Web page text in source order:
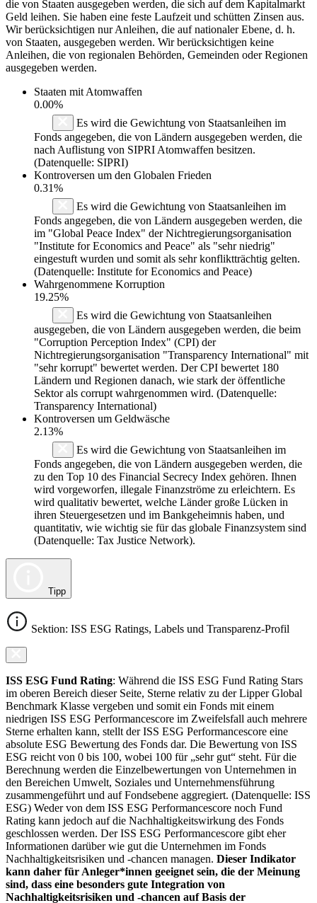
die von Staaten ausgegeben werden, die sich auf dem Kapitalmarkt
Geld leihen. Sie haben eine feste Laufzeit und schütten Zinsen aus.
Wir berücksichtigen nur Anleihen, die auf nationaler Ebene, d. h.
von Staaten, ausgegeben werden. Wir berücksichtigen keine
Anleihen, die von regionalen Behörden, Gemeinden oder Regionen
ausgegeben werden.
Staaten mit Atomwaffen
0.00%
Es wird die Gewichtung von Staatsanleihen im
Fonds angegeben, die von Ländern ausgegeben werden, die
nach Auflistung von SIPRI Atomwaffen besitzen.
(Datenquelle: SIPRI)
Kontroversen um den Globalen Frieden
0.31%
Es wird die Gewichtung von Staatsanleihen im
Fonds angegeben, die von Ländern ausgegeben werden, die
im "Global Peace Index" der Nichtregierungsorganisation
"Institute for Economics and Peace" als "sehr niedrig"
eingestuft wurden und somit als sehr konfliktträchtig gelten.
(Datenquelle: Institute for Economics and Peace)
Wahrgenommene Korruption
19.25%
Es wird die Gewichtung von Staatsanleihen
ausgegeben, die von Ländern ausgegeben werden, die beim
"Corruption Perception Index" (CPI) der
Nichtregierungsorganisation "Transparency International" mit
"sehr korrupt" bewertet werden. Der CPI bewertet 180
Ländern und Regionen danach, wie stark der öffentliche
Sektor als corrupt wahrgenommen wird. (Datenquelle:
Transparency International)
Kontroversen um Geldwäsche
2.13%
Es wird die Gewichtung von Staatsanleihen im
Fonds angegeben, die von Ländern ausgegeben werden, die
zu den Top 10 des Financial Secrecy Index gehören. Ihnen
wird vorgeworfen, illegale Finanzströme zu erleichtern. Es
wird qualitativ bewertet, welche Länder große Lücken in
ihren Steuergesetzen und im Bankgeheimnis haben, und
quantitativ, wie wichtig sie für das globale Finanzsystem sind
(Datenquelle: Tax Justice Network).
Tipp
Sektion: ISS ESG Ratings, Labels und Transparenz-Profil
ISS ESG Fund Rating: Während die ISS ESG Fund Rating Stars
im oberen Bereich dieser Seite, Sterne relativ zu der Lipper Global
Benchmark Klasse vergeben und somit ein Fonds mit einem
niedrigen ISS ESG Performancescore im Zweifelsfall auch mehrere
Sterne erhalten kann, stellt der ISS ESG Performancescore eine
absolute ESG Bewertung des Fonds dar. Die Bewertung von ISS
ESG reicht von 0 bis 100, wobei 100 für „sehr gut“ steht. Für die
Berechnung werden die Einzelbewertungen von Unternehmen in
den Bereichen Umwelt, Soziales und Unternehmensführung
zusammengeführt und auf Fondsebene aggregiert. (Datenquelle: ISS
ESG) Weder von dem ISS ESG Performancescore noch Fund
Rating kann jedoch auf die Nachhaltigkeitswirkung des Fonds
geschlossen werden. Der ISS ESG Performancescore gibt eher
Informationen darüber wie gut die Unternehmen im Fonds
Nachhaltigkeitsrisiken und -chancen managen. Dieser Indikator
kann daher für Anleger*innen geeignet sein, die der Meinung
sind, dass eine besonders gute Integration von
Nachhaltigkeitsrisiken und -chancen auf Basis der